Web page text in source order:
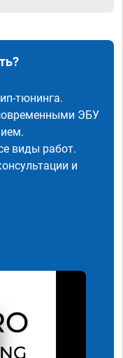
тюнинга.
ЭБУ
виды работ.
и